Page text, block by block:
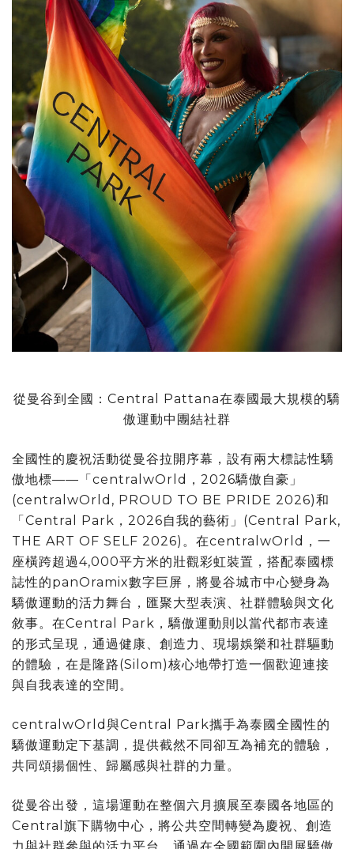
從曼谷到全國：Central Pattana在泰國最大規模的驕
傲運動中團結社群
全國性的慶祝活動從曼谷拉開序幕，設有兩大標誌性驕
傲地標——「centralwOrld，2026驕傲自豪」
(centralwOrld, PROUD TO BE PRIDE 2026)和
「Central Park，2026自我的藝術」(Central Park,
THE ART OF SELF 2026)。在centralwOrld，一
座橫跨超過4,000平方米的壯觀彩虹裝置，搭配泰國標
誌性的panOramix數字巨屏，將曼谷城市中心變身為
驕傲運動的活力舞台，匯聚大型表演、社群體驗與文化
敘事。在Central Park，驕傲運動則以當代都市表達
的形式呈現，通過健康、創造力、現場娛樂和社群驅動
的體驗，在是隆路(Silom)核心地帶打造一個歡迎連接
與自我表達的空間。
centralwOrld與Central Park攜手為泰國全國性的
驕傲運動定下基調，提供截然不同卻互為補充的體驗，
共同頌揚個性、歸屬感與社群的力量。
從曼谷出發，這場運動在整個六月擴展至泰國各地區的
Central旗下購物中心，將公共空間轉變為慶祝、創造